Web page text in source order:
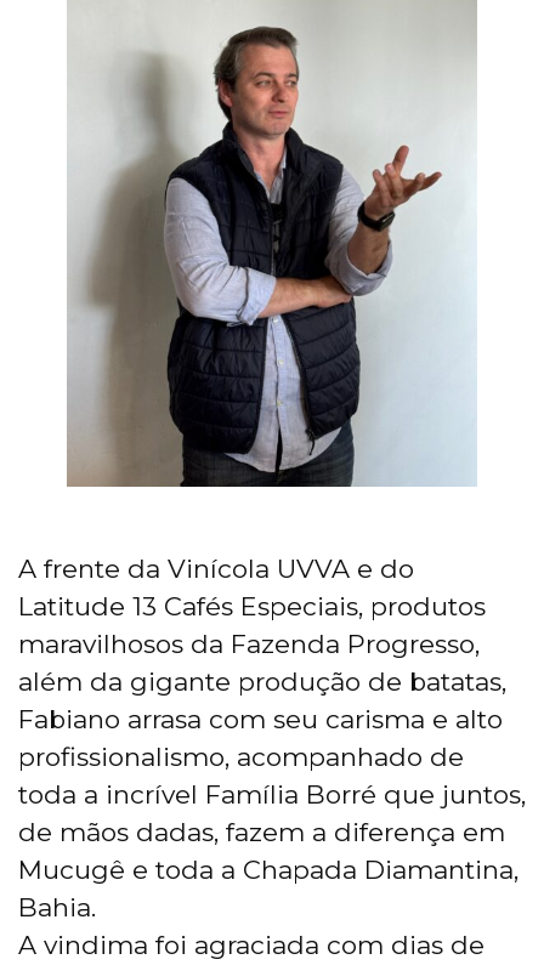
A frente da Vinícola UVVA e do
Latitude 13 Cafés Especiais, produtos
maravilhosos da Fazenda Progresso,
além da gigante produção de batatas,
Fabiano arrasa com seu carisma e alto
profissionalismo, acompanhado de
toda a incrível Família Borré que juntos,
de mãos dadas, fazem a diferença em
Mucugê e toda a Chapada Diamantina,
Bahia.
A vindima foi agraciada com dias de